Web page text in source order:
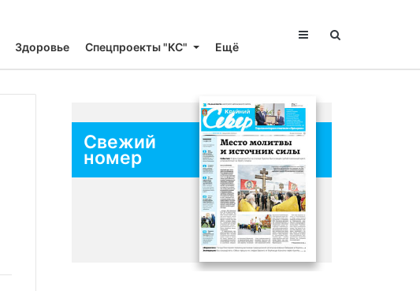
Здоровье Спецпроекты "КС" Ещё
Свежий
номер